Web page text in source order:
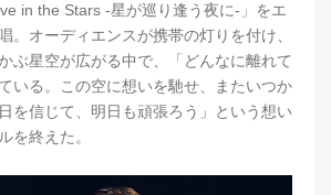
in the Stars -星が巡り逢う夜に-」をエ
。オーディエンスが携帯の灯りを付け、
ぶ星空が広がる中で、「どんなに離れて
いる。この空に想いを馳せ、またいつか
を信じて、明日も頑張ろう」という想い
を終えた。